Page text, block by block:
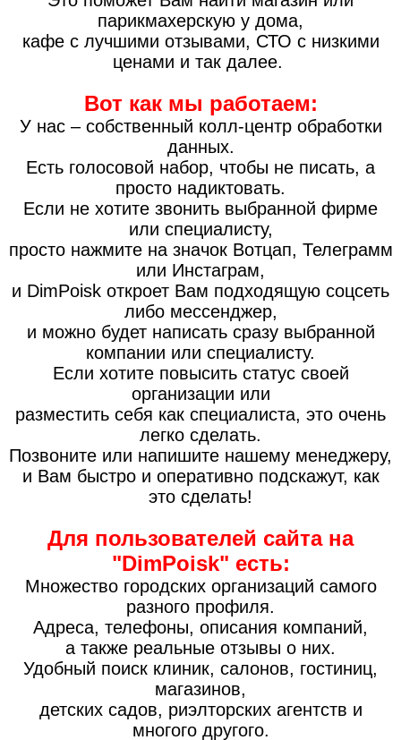
парикмахерскую у дома,
кафе с лучшими отзывами, СТО с низкими
ценами и так далее.
Вот как мы работаем:
У нас – собственный колл-центр обработки
данных.
Есть голосовой набор, чтобы не писать, а
просто надиктовать.
Если не хотите звонить выбранной фирме
или специалисту,
просто нажмите на значок Вотцап, Телеграмм
или Инстаграм,
и DimPoisk откроет Вам подходящую соцсеть
либо мессенджер,
и можно будет написать сразу выбранной
компании или специалисту.
Если хотите повысить статус своей
организации или
разместить себя как специалиста, это очень
легко сделать.
Позвоните или напишите нашему менеджеру,
и Вам быстро и оперативно подскажут, как
это сделать!
Для пользователей сайта на
"DimPoisk" есть:
Множество городских организаций самого
разного профиля.
Адреса, телефоны, описания компаний,
а также реальные отзывы о них.
Удобный поиск клиник, салонов, гостиниц,
магазинов,
детских садов, риэлторских агентств и
многого другого.